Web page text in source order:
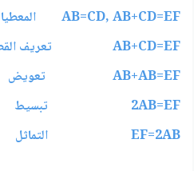
AB=CD, AB+CD=EF المعطيات
AB+CD=EF تعريف القطع المتطابقة
AB+AB=EF تعويض
2AB=EF تبسيط
EF=2AB التماثل